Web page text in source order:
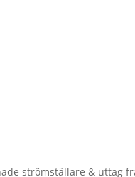
strömställare & uttag